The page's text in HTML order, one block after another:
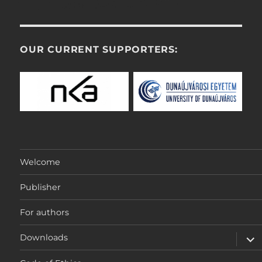
OUR CURRENT SUPPORTERS:
Welcome
Publisher
For authors
Downloads
child